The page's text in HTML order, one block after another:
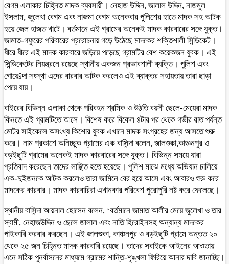
বেগম এলাকার চিহ্নিত মাদক ব্যবসায়ী। নেহাজ উদ্দিন, জালাল উদ্দিন, নাজমুল
ইসলাম, জুলেখা বেগম এবং নাজমা বেগম অনেকবার পুলিশের হাতে মাদক সহ আটক
হয়ে জেল হাজত খাটে। বর্তমানে এই গ্রামের অনেকই মাদক কারবারের সঙ্গে যুক্ত।
জামাত-গফুরের পরিবারের প্ররোচনায় গড়ে উঠেছে মাদকের শক্তিশালী সিন্ডিকেট।
ধীরে ধীরে এই মাদক কারবারে জড়িয়ে পড়েছে গ্রামটির বেশ কয়েকজন যুবক। এই
সিন্ডিকেটের নিয়ন্ত্রনে রয়েছে স্থানীয় একজন প্রভাবশালী ব্যক্তি। পুলিশ এবং
গোয়েšদা সংস্থা এদের বারবার আটক করলেও এই ব্যাক্তর সহায়তায় তারা ছাড়া
পেয়ে যায়।
বাইরের বিভিন্ন এলাকা থেকে পরিবহন শ্রমিক ও উঠতি বয়সী ছেলে-মেয়েরা মাদক
কিনতে এই গ্রামটিতে আসে। বিশেষ করে বিকেল ৪টার পর থেকে গভীর রাত পর্যন্ত
মোটর সাইকেলে অসংখ্য কিশোর যুবক এখানে মাদক সংগ্রহের জন্য আসতে শুরু
করে। নাম প্রকাশে অনিচ্ছুক গ্রামের এক বাসিন্দা বলেন, জালশুকা,কাঞ্চনপুর ও
বড়ইছুটি গ্রামের অনেকই মাদক কারবারের সঙ্গে যুক্ত। বিভিন্ন সময়ে যারা
প্রতিবাদ করেছেন তাদের লাঞ্ছিত হতে হয়েছে। পুলিশ মাঝে মধ্যে অভিযান চালিয়ে
এক-দুইজনকে আটক করলেও তারা জামিনে বের হয়ে আসে এবং আবারও শুরু করে
মাদকের কারবার। মাদক কারবারিরা এখানকার পরিবেশ পুরোপুরি নষ্ট করে ফেলেছে।
স্থানীয় বাসিন্দা আয়নাল হোসেন বলেন, ‘বর্তমানে জামাত আলীর মেয়ে জুলেখা ও তার
স্বামী, নেহাজউদ্দিন ও ছেলে জালাল এবং নাতি হিরোইনসহ অন্যান্য মাদকের
পাইকারি করবার করছেন। এই জালশুকা, কাঞ্চনপুর ও বড়ইছুটি গ্রামে অন্তত ২০
থেকে ২৫ জন চিহ্নিত মাদক কারবারি রয়েছে। তাদের সবাইকে আইনের আওতায়
এনে সঠিক পুনর্বাসনের মাধ্যমে গ্রামের শান্তি-শৃঙ্খলা ফিরিয়ে আনার দাবি জানাচ্ছি।